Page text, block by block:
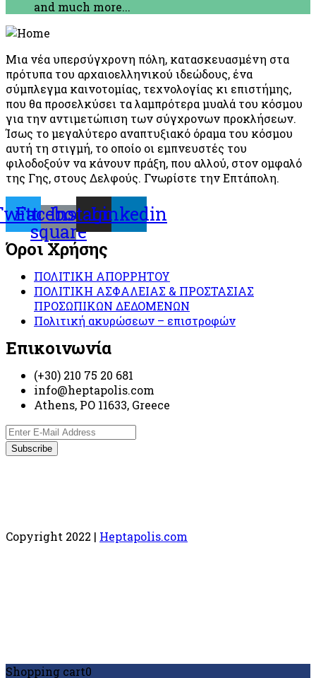
and much more...
Μια νέα υπερσύγχρονη πόλη, κατασκευασμένη στα
πρότυπα του αρχαιοελληνικού ιδεώδους, ένα
σύμπλεγμα καινοτομίας, τεχνολογίας κι επιστήμης,
που θα προσελκύσει τα λαμπρότερα μυαλά του κόσμου
για την αντιμετώπιση των σύγχρονων προκλήσεων.
Ίσως το μεγαλύτερο αναπτυξιακό όραμα του κόσμου
αυτή τη στιγμή, το οποίο οι εμπνευστές του
φιλοδοξούν να κάνουν πράξη, που αλλού, στον ομφαλό
της Γης, στους Δελφούς. Γνωρίστε την Επτάπολη.
Facebook-
square
Instagram
Linkedin
Όροι Χρήσης
ΠΟΛΙΤΙΚΗ ΑΠΟΡΡΗΤΟΥ
ΠΟΛΙΤΙΚΗ ΑΣΦΑΛΕΙΑΣ & ΠΡΟΣΤΑΣΙΑΣ
ΠΡΟΣΩΠΙΚΩΝ ΔΕΔΟΜΕΝΩΝ
Πολιτική ακυρώσεων – επιστροφών
Επικοινωνία
(+30) 210 75 20 681
info@heptapolis.com
Athens, PO 11633, Greece
Copyright 2022 | Heptapolis.com
Shopping cart0